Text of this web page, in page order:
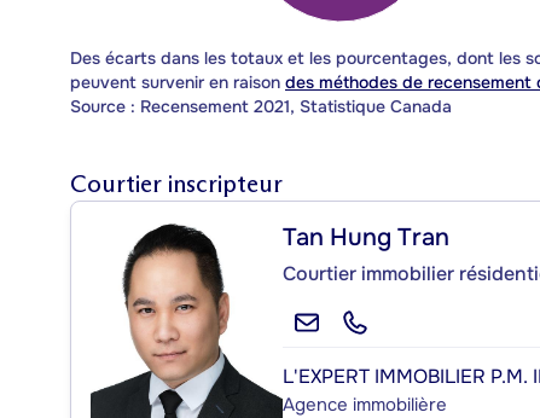
Des écarts dans les totaux et les pourcentages, dont les
peuvent survenir en raison des méthodes de recensement
Source : Recensement 2021, Statistique Canada
Courtier inscripteur
Tan Hung Tran
Courtier immobilier
L'EXPERT IMMOBILIER P.M.
Agence immobilière